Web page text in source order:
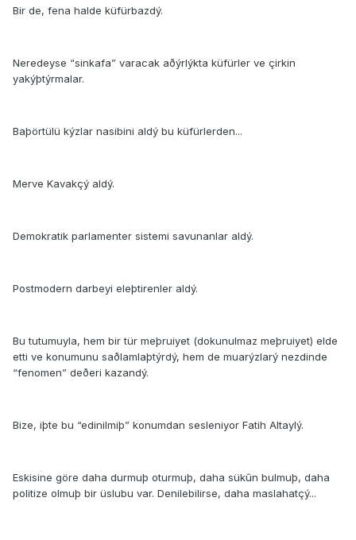
Bir de, fena halde küfürbazdý.
Neredeyse “sinkafa” varacak aðýrlýkta küfürler ve çirkin
yakýþtýrmalar.
Baþörtülü kýzlar nasibini aldý bu küfürlerden...
Merve Kavakçý aldý.
Demokratik parlamenter sistemi savunanlar aldý.
Postmodern darbeyi eleþtirenler aldý.
Bu tutumuyla, hem bir tür meþruiyet (dokunulmaz meþruiyet) elde
etti ve konumunu saðlamlaþtýrdý, hem de muarýzlarý nezdinde
“fenomen” deðeri kazandý.
Bize, iþte bu “edinilmiþ” konumdan sesleniyor Fatih Altaylý.
Eskisine göre daha durmuþ oturmuþ, daha sükûn bulmuþ, daha
politize olmuþ bir üslubu var. Denilebilirse, daha maslahatçý...